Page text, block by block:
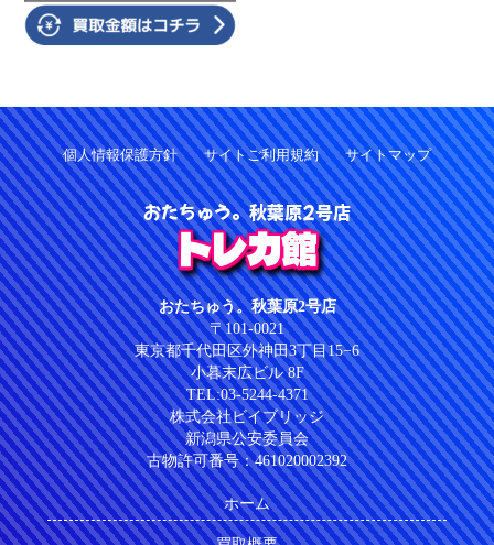
個人情報保護方針 サイトご利用規約 サイトマップ
おたちゅう。秋葉原2号店
トレカ館
おたちゅう。秋葉原2号店
〒101-0021
東京都千代田区外神田3丁目15−6
小暮末広ビル 8F
TEL:03-5244-4371
株式会社ビイブリッジ
新潟県公安委員会
古物許可番号：461020002392
ホーム